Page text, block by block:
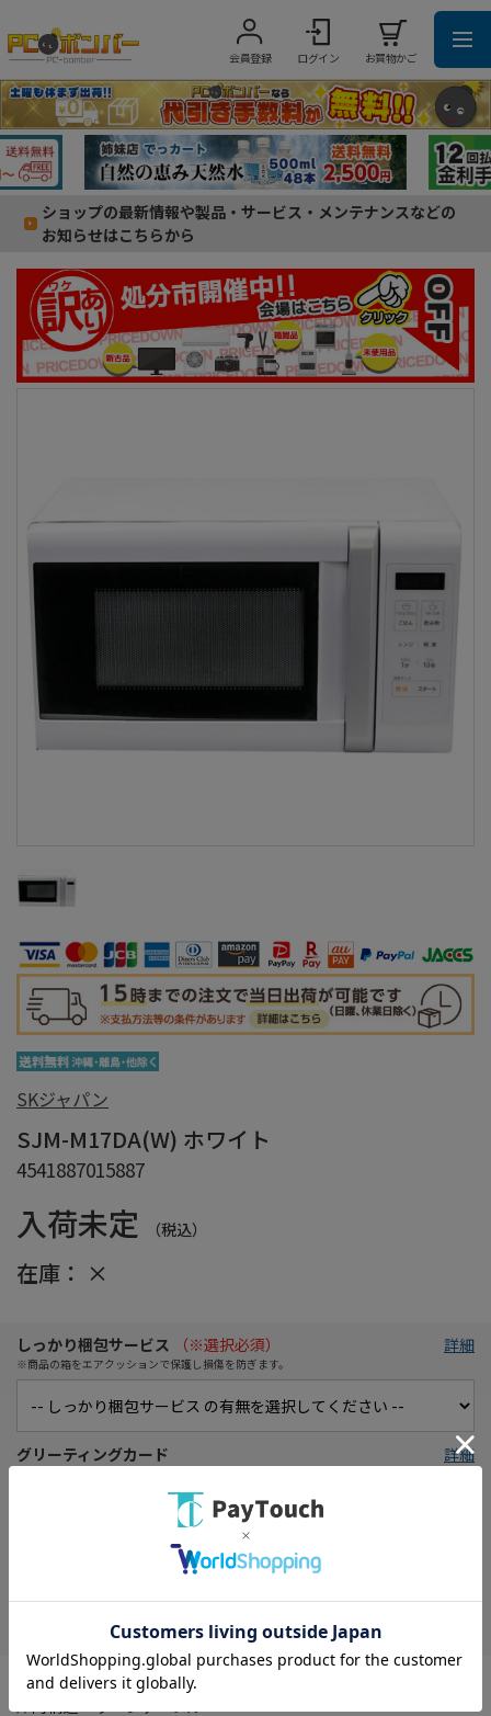
会員登録 ログイン お買物かご
ショップの最新情報や製品・サービス・メンテナンスなどの
お知らせはこちらから
SKジャパン
SJM-M17DA(W) ホワイト
4541887015887
入荷未定 （税込）
在庫： ×
しっかり梱包サービス （※選択必須）
※商品の箱をエアクッションで保護し損傷を防ぎます。
詳細
グリーティングカード 詳細
お気に入り
タイプ： 単機能電子レンジ